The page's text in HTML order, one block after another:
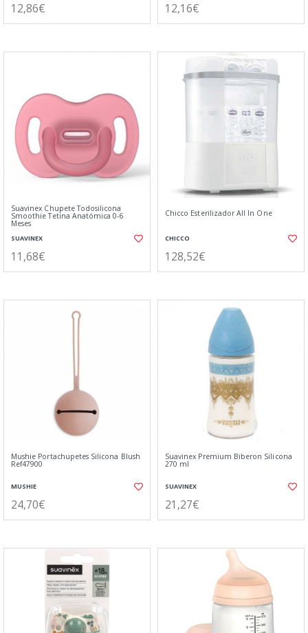
12,86€ 12,16€
Suavinex Chupete Todosilicona
Smoothie Tetina Anatómica 0-6
Meses
SUAVINEX
11,68€
Chicco Esterilizador All In One
CHICCO
128,52€
Mushie Portachupetes Silicona Blush
Ref47900
MUSHIE
24,70€
Suavinex Premium Biberon Silicona
270 ml
SUAVINEX
21,27€